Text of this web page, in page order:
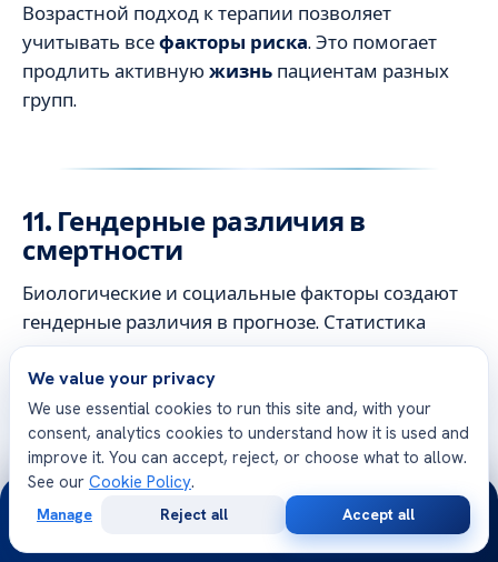
Возрастной подход к терапии позволяет
учитывать всефакторы риска. Это помогает
продлить активную жизнь пациентам разных
групп.
11. Гендерные различия в
смертности
Биологические и социальные факторы создают
гендерные различия в прогнозе. Статистика
показывает разную картину длямужчини
женщинс психическими расстройствами. Эти
данные важны для персонализированного
подхода к лечению.
Показатели среди мужчин
Мужчины
умирают на 5-7 лет раньше. Высокий
We value your privacy
We use essential cookies to run this site and, with your
consent, analytics cookies to understand how it is used and
improve it. You can accept, reject, or choose what to allow.
See our Cookie Policy.
Manage Reject all Accept all
24/7
Consultation
Opinion